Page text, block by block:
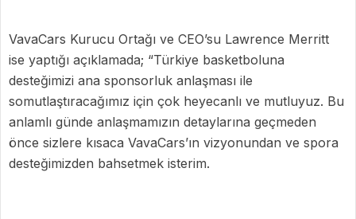
VavaCars Kurucu Ortağı ve CEO’su Lawrence Merritt
ise yaptığı açıklamada; “Türkiye basketboluna
desteğimizi ana sponsorluk anlaşması ile
somutlaştıracağımız için çok heyecanlı ve mutluyuz. Bu
anlamlı günde anlaşmamızın detaylarına geçmeden
önce sizlere kısaca VavaCars’ın vizyonundan ve spora
desteğimizden bahsetmek isterim.